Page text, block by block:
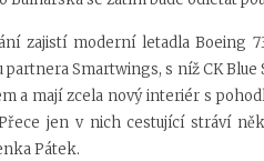
zajistí moderní letadla Boeing
Smartwings, s níž CK Blue
a mají zcela nový interiér s
jen v nich cestující stráví
Pátek.